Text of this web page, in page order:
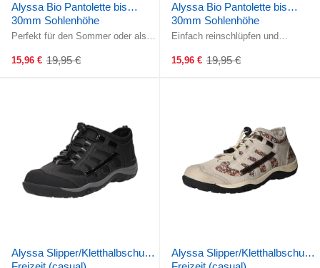
Alyssa Bio Pantolette bis
30mm Sohlenhöhe
Perfekt für den Sommer oder als
Riemen über dem Rist ermöglicht
ein ...
15,96 €
Old
19,95 €
Alyssa Bio Pantolette bis
30mm Sohlenhöhe
Einfach reinschlüpfen und
Schnallen lassen sich genau nach
15,96 €
Old
19,95 €
Alyssa Slipper/Kletthalbschuh
Alyssa Slipper/Kletthalbschuh